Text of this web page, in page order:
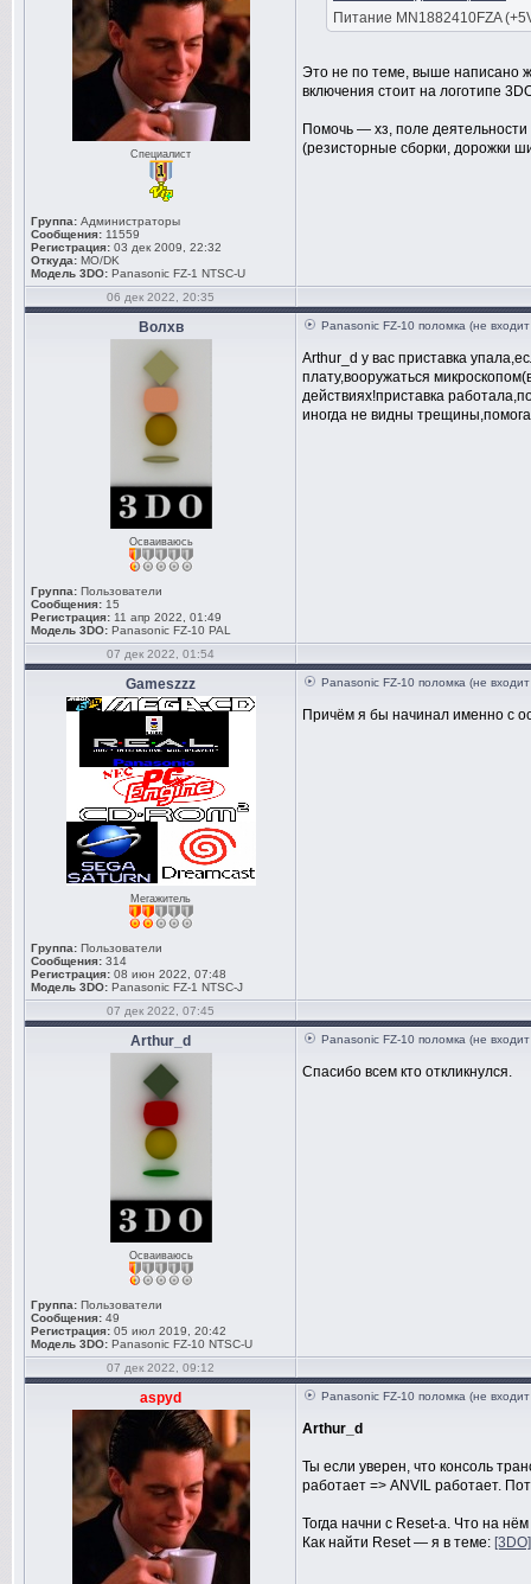
Специалист
Группа: Администраторы
Сообщения: 11559
Регистрация: 03 дек 2009, 22:32
Откуда: MO/DK
Модель 3DO: Panasonic FZ-1 NTSC-U
Питание MN1882410FZA
Это не по теме, выше написано
включения стоит на логотипе
Помочь — хз, поле
(резисторные сборки, дорожки
06 дек 2022, 20:35
Волхв
Осваиваюсь
Группа: Пользователи
Сообщения: 15
Регистрация: 11 апр 2022, 01:49
Модель 3DO: Panasonic FZ-10 PAL
Panasonic FZ-10 поломка (не
Arthur_d у вас приставка
плату,вооружаться
действиях!приставка
иногда не видны
07 дек 2022, 01:54
Gameszzz
Мегажитель
Группа: Пользователи
Сообщения: 314
Регистрация: 08 июн 2022, 07:48
Модель 3DO: Panasonic FZ-1 NTSC-J
Panasonic FZ-10 поломка (не
Причём я бы начинал именно с
07 дек 2022, 07:45
Arthur_d
Осваиваюсь
Группа: Пользователи
Сообщения: 49
Регистрация: 05 июл 2019, 20:42
Модель 3DO: Panasonic FZ-10 NTSC-U
Panasonic FZ-10 поломка (не
Спасибо всем кто откликнулся.
07 дек 2022, 09:12
aspyd Panasonic FZ-10 поломка (не
Arthur_d
Ты если уверен, что консоль
работает => ANVIL работает.
Тогда начни с Reset-а. Что на
Как найти Reset — я в теме: